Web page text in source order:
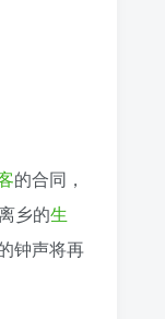
的合同，
乡的生
钟声将再